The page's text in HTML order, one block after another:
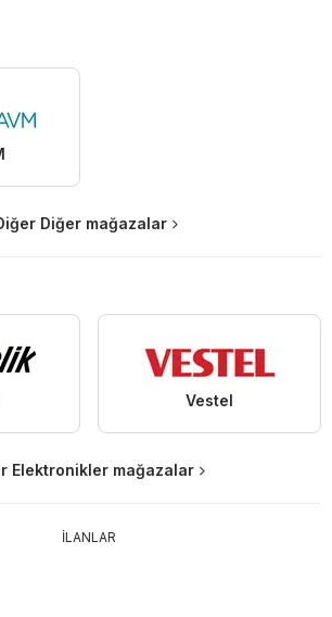
Diğer mağazalar
Vestel
Elektronikler mağazalar
İLANLAR